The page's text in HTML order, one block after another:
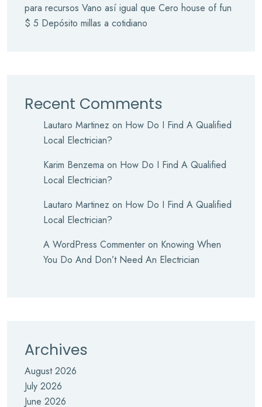
para recursos Vano así­ igual que Cero house of fun
$ 5 Depósito millas a cotidiano
Recent Comments
Lautaro Martinez on How Do I Find A Qualified
Local Electrician?
Karim Benzema on How Do I Find A Qualified
Local Electrician?
Lautaro Martinez on How Do I Find A Qualified
Local Electrician?
A WordPress Commenter on Knowing When
You Do And Don’t Need An Electrician
Archives
August 2026
July 2026
June 2026